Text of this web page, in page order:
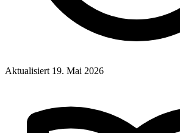
Aktualisiert 19. Mai 2026